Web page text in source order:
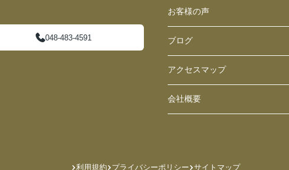
048-483-4591
お客様の声
ブログ
アクセスマップ
会社概要
利用規約 プライバシーポリシー サイトマップ